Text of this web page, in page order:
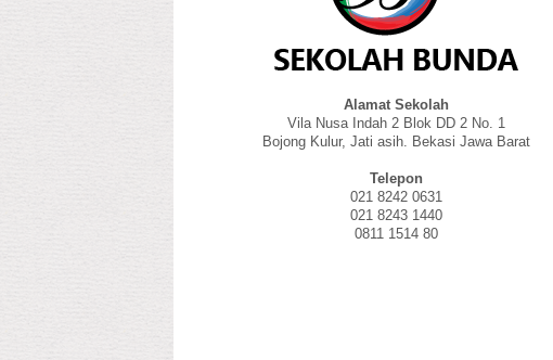
Alamat Sekolah
Vila Nusa Indah 2 Blok DD 2 No. 1
Bojong Kulur, Jati asih. Bekasi Jawa Barat
Telepon
021 8242 0631
021 8243 1440
0811 1514 80